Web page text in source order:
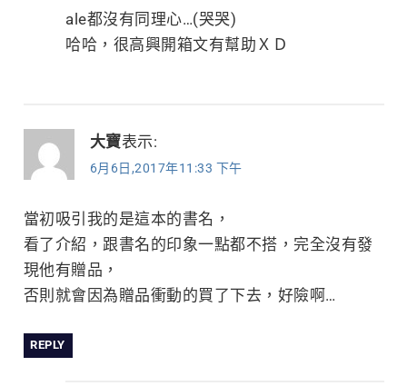
ale都沒有同理心…(哭哭)
哈哈，很高興開箱文有幫助ＸＤ
大寶表示:
6月6日,2017年11:33 下午
當初吸引我的是這本的書名，
看了介紹，跟書名的印象一點都不搭，完全沒有發
現他有贈品，
否則就會因為贈品衝動的買了下去，好險啊…
REPLY